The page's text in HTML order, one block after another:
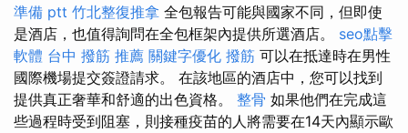
準備 ptt 竹北整復推拿 全包報告可能與國家不同，但即使
是酒店，也值得詢問在全包框架內提供所選酒店。 seo點擊
軟體 台中 撥筋 推薦 關鍵字優化 撥筋 可以在抵達時在男性
國際機場提交簽證請求。 在該地區的酒店中，您可以找到
提供真正奢華和舒適的出色資格。 整骨 如果他們在完成這
些過程時受到阻塞，則接種疫苗的人將需要在14天內顯示歐